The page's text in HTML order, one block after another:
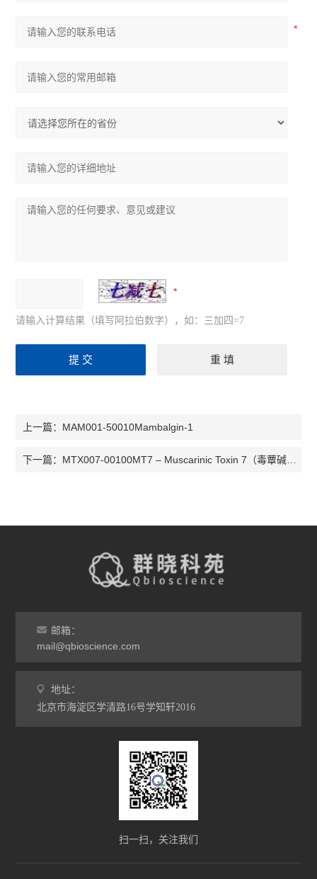
请输入计算结果（填写阿拉伯数字），如：三加四=7
上一篇： MAM001-50010Mambalgin-1
下一篇： MTX007-00100MT7 – Muscarinic Toxin 7（毒蕈碱毒素7）
邮箱：
mail@qbioscience.com
地址：
北京市海淀区学清路16号学知轩2016
扫一扫，关注我们